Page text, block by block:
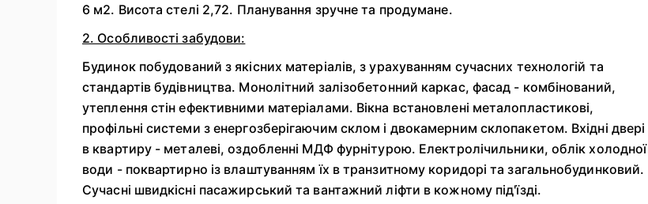
6 м2. Висота стелі 2,72. Планування зручне та продумане.
2. Особливості забудови:
Будинок побудований з якісних матеріалів, з урахуванням сучасних технологій та
стандартів будівництва. Монолітний залізобетонний каркас, фасад - комбінований,
утеплення стін ефективними матеріалами. Вікна встановлені металопластикові,
профільні системи з енергозберігаючим склом і двокамерним склопакетом. Вхідні двері
в квартиру - металеві, оздобленні МДФ фурнітурою. Електролічильники, облік холодної
води - поквартирно із влаштуванням їх в транзитному коридорі та загальнобудинковий.
Сучасні швидкісні пасажирський та вантажний ліфти в кожному під'їзді.